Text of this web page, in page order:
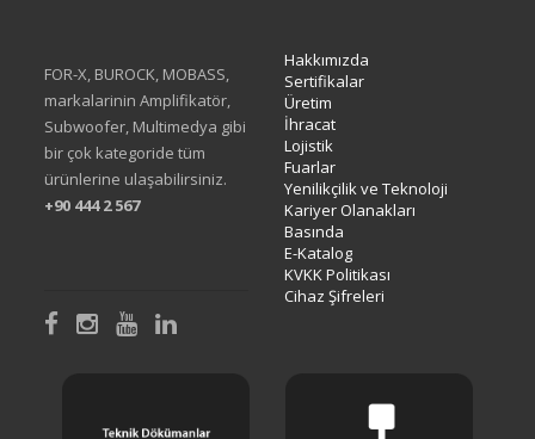
FOR-X, BUROCK, MOBASS,
markalarinin Amplifikatör,
Subwoofer, Multimedya gibi
bir çok kategoride tüm
ürünlerine ulaşabilirsiniz.
+90 444 2 567
Hakkımızda
Sertifikalar
Üretim
İhracat
Lojistik
Fuarlar
Yenilikçilik ve Teknoloji
Kariyer Olanakları
Basında
E-Katalog
KVKK Politikası
Cihaz Şifreleri